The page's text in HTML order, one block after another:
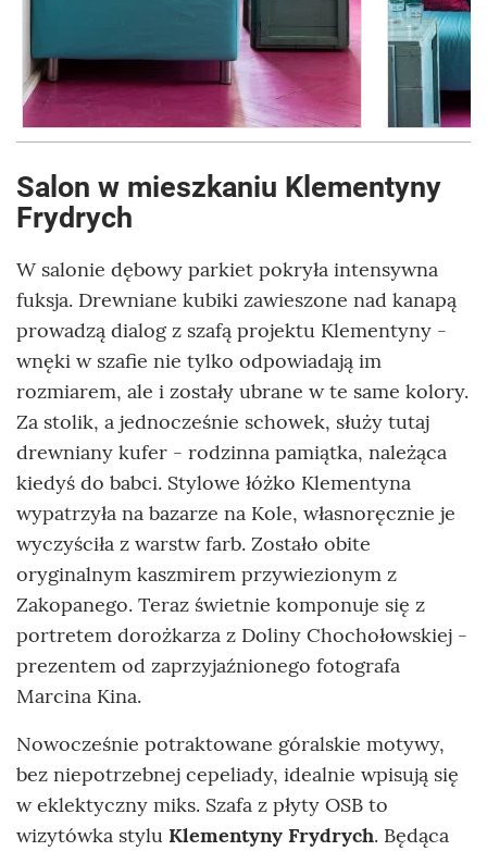
Salon w mieszkaniu Klementyny
Frydrych
W salonie dębowy parkiet pokryła intensywna
fuksja. Drewniane kubiki zawieszone nad kanapą
prowadzą dialog z szafą projektu Klementyny -
wnęki w szafie nie tylko odpowiadają im
rozmiarem, ale i zostały ubrane w te same kolory.
Za stolik, a jednocześnie schowek, służy tutaj
drewniany kufer - rodzinna pamiątka, należąca
kiedyś do babci. Stylowe łóżko Klementyna
wypatrzyła na bazarze na Kole, własnoręcznie je
wyczyściła z warstw farb. Zostało obite
oryginalnym kaszmirem przywiezionym z
Zakopanego. Teraz świetnie komponuje się z
portretem dorożkarza z Doliny Chochołowskiej -
prezentem od zaprzyjaźnionego fotografa
Marcina Kina.
Nowocześnie potraktowane góralskie motywy,
bez niepotrzebnej cepeliady, idealnie wpisują się
w eklektyczny miks. Szafa z płyty OSB to
wizytówka stylu Klementyny Frydrych. Będąca